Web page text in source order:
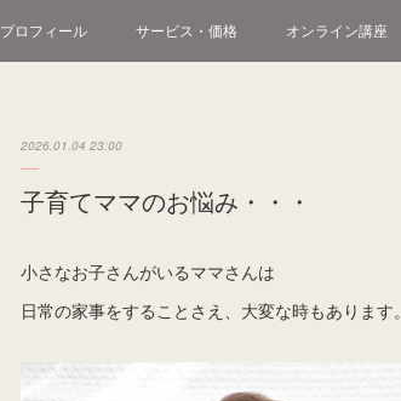
プロフィール サービス・価格 オンライン講座
2026.01.04 23:00
子育てママのお悩み・・・
小さなお子さんがいるママさんは
日常の家事をすることさえ、大変な時もあります。